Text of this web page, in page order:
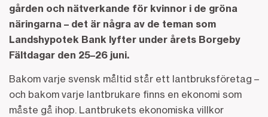
gården och nätverkande för kvinnor i de gröna
näringarna – det är några av de teman som
Landshypotek Bank lyfter under årets Borgeby
Fältdagar den 25–26 juni.
Bakom varje svensk måltid står ett lantbruksföretag –
och bakom varje lantbrukare finns en ekonomi som
måste gå ihop. Lantbrukets ekonomiska villkor